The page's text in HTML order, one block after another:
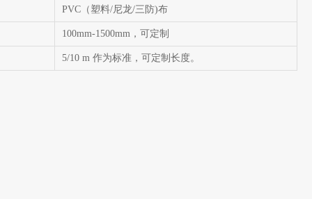
PVC（塑料/尼龙/三防)布
100mm-1500mm，可定制
5/10 m 作为标准，可定制长度。